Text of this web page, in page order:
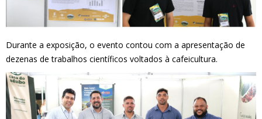
Durante a exposição, o evento contou com a apresentação de
dezenas de trabalhos científicos voltados à cafeicultura.